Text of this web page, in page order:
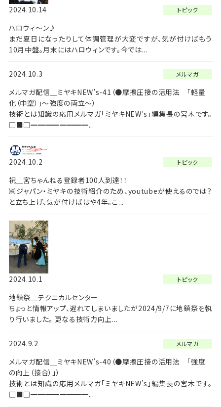
トピック
2024.10.14
ハロウィ～ン♪
まだ夏日になったりして体調管理が大変ですが、気が付けばもう
10月中盤。月末にはハロウィンです。今では...
メルマガ
2024.10.3
メルマガ配信＿ミヤキNEW’s-41（●摩擦圧接の活用法 「軽量
化（中空）」～強度の両立～）
技術とは知識の応用メルマガ「ミヤキNEW’s」編集長の宮木です。
□■□━━━━━━━━...
トピック
2024.10.2
祝＿宮ちゃんねる登録者100人到達！！
㈱ジャパン・ミヤキの技術紹介のため、youtubeが使えるのでは？
と立ち上げ、気が付けばはや4年。こ...
トピック
2024.10.1
地鎮祭＿テクニカルセンター
ちょっと情報アップ、遅れてしまいましたが2024/9/7に地鎮祭を執
り行いました。 更なる技術力向上...
メルマガ
2024.9.2
メルマガ配信＿ミヤキNEW’s-40（●摩擦圧接の活用法 「強度
の向上（接合）」）
技術とは知識の応用メルマガ「ミヤキNEW’s」編集長の宮木です。
□■□━━━━━━━━...